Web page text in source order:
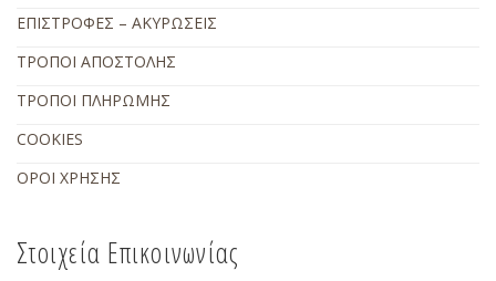
ΕΠΙΣΤΡΟΦΕΣ – ΑΚΥΡΩΣΕΙΣ
ΤΡΟΠΟΙ ΑΠΟΣΤΟΛΗΣ
ΤΡΟΠΟΙ ΠΛΗΡΩΜΗΣ
COOKIES
ΟΡΟΙ ΧΡΗΣΗΣ
Στοιχεία Επικοινωνίας